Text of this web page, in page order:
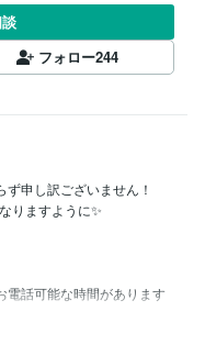
フォロー244
申し訳ございません！
りますように✨️
電話可能な時間があります
からご連絡ください✨
います